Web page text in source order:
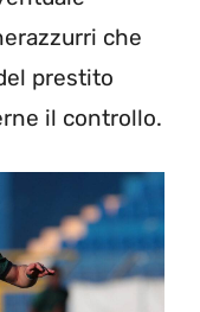
che
prestito
il controllo.